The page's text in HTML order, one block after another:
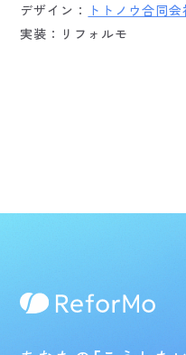
デザイン： トトノウ合同会
実装：リフォルモ